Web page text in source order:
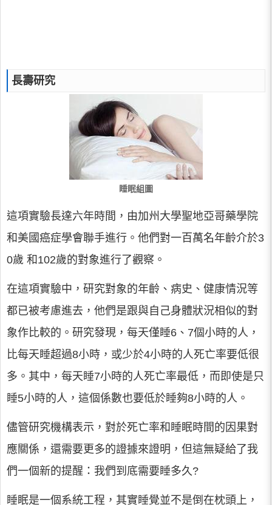
長壽研究
睡眠組圖
這項實驗長達六年時間，由加州大學聖地亞哥藥學院
和美國癌症學會聯手進行。他們對一百萬名年齡介於3
0歲 和102歲的對象進行了觀察。
在這項實驗中，研究對象的年齡、病史、健康情況等
都已被考慮進去，他們是跟與自己身體狀況相似的對
象作比較的。研究發現，每天僅睡6、7個小時的人，
比每天睡超過8小時，或少於4小時的人死亡率要低很
多。其中，每天睡7小時的人死亡率最低，而即使是只
睡5小時的人，這個係數也要低於睡夠8小時的人。
儘管研究機構表示，對於死亡率和睡眠時間的因果對
應關係，還需要更多的證據來證明，但這無疑給了我
們一個新的提醒：我們到底需要睡多久?
睡眠是一個系統工程，其實睡覺並不是倒在枕頭上，